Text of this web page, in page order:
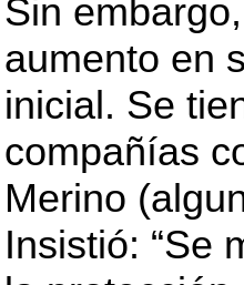
Sin
aumento en
inicial. Se
compañías
Merino
Insistió: “Se